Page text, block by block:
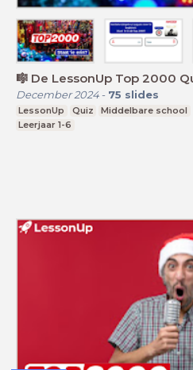
🎼 De LessonUp Top 2000
December 2024- 75 slides
LessonUp Quiz Middelbare school
Leerjaar 1-6